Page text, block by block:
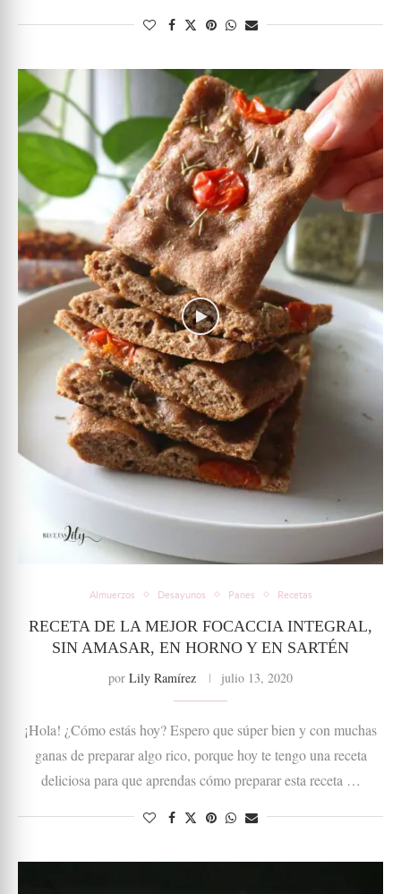
Almuerzos Desayunos Panes Recetas
RECETA DE LA MEJOR FOCACCIA INTEGRAL,
SIN AMASAR, EN HORNO Y EN SARTÉN
por Lily Ramírez julio 13, 2020
¡Hola! ¿Cómo estás hoy? Espero que súper bien y con muchas
ganas de preparar algo rico, porque hoy te tengo una receta
deliciosa para que aprendas cómo preparar esta receta …